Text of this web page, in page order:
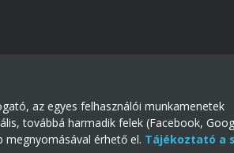
az egyes felhasználói munkamenetek
továbbá harmadik felek (Facebook,
érhető el. Tájékoztató a